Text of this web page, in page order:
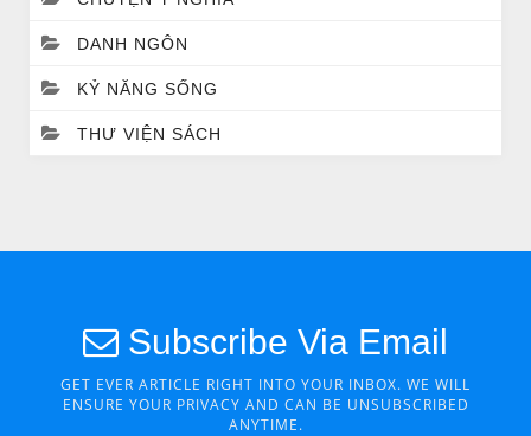
DANH NGÔN
KỶ NĂNG SỐNG
THƯ VIỆN SÁCH
Subscribe Via Email
GET EVER ARTICLE RIGHT INTO YOUR INBOX. WE WILL
ENSURE YOUR PRIVACY AND CAN BE UNSUBSCRIBED
ANYTIME.